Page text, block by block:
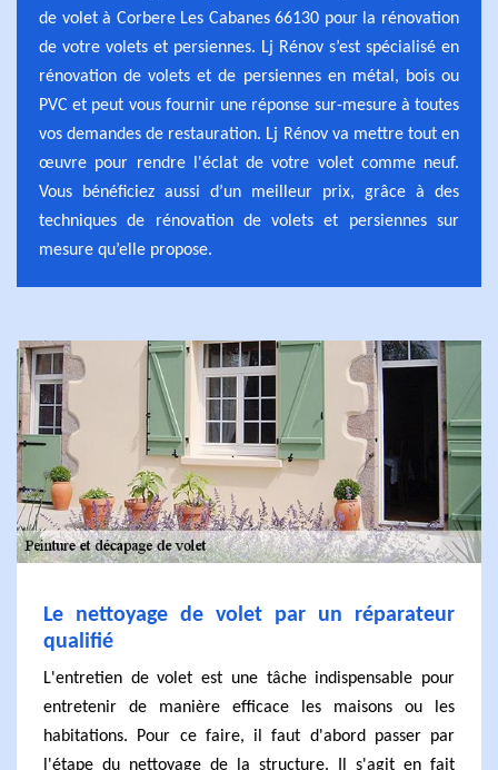
de volet à Corbere Les Cabanes 66130 pour la rénovation
de votre volets et persiennes. Lj Rénov s’est spécialisé en
rénovation de volets et de persiennes en métal, bois ou
PVC et peut vous fournir une réponse sur-mesure à toutes
vos demandes de restauration. Lj Rénov va mettre tout en
œuvre pour rendre l'éclat de votre volet comme neuf.
Vous bénéficiez aussi d’un meilleur prix, grâce à des
techniques de rénovation de volets et persiennes sur
mesure qu’elle propose.
Le nettoyage de volet par un réparateur
qualifié
L'entretien de volet est une tâche indispensable pour
entretenir de manière efficace les maisons ou les
habitations. Pour ce faire, il faut d'abord passer par
l'étape du nettoyage de la structure. Il s'agit en fait